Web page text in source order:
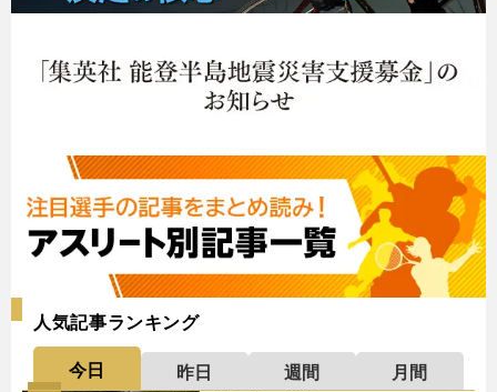
人気記事ランキング
今日 昨日 週間
月間